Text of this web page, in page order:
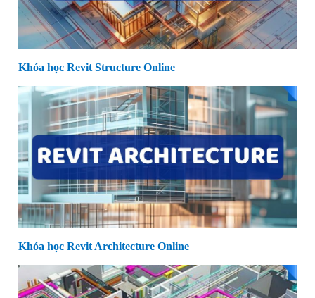
Khóa học Revit Structure Online
Khóa học Revit Architecture Online